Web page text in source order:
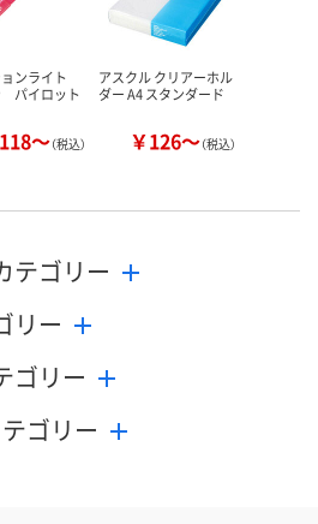
ンライト
パイロット
～（税込）
アスクル クリアーホル
ダー A4 スタンダード
￥126～（税込）
テゴリー
リー
ゴリー
ゴリー